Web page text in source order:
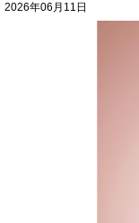
2026年06月11日